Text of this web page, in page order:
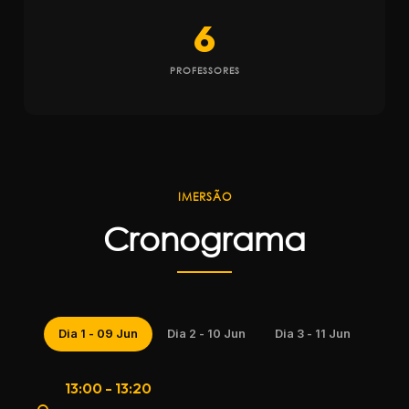
6
PROFESSORES
IMERSÃO
Cronograma
Dia 1 - 09 Jun Dia 2 - 10 Jun Dia 3 - 11 Jun
13:00 - 13:20